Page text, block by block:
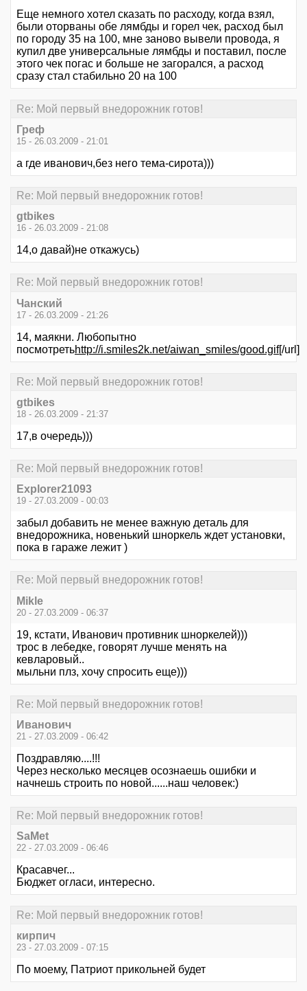
Еще немного хотел сказать по расходу, когда взял,
были оторваны обе лямбды и горел чек, расход был
по городу 35 на 100, мне заново вывели провода, я
купил две универсальные лямбды и поставил, после
этого чек погас и больше не загорался, а расход
сразу стал стабильно 20 на 100
Re: Мой первый внедорожник готов!
Греф
15 - 26.03.2009 - 21:01
а где иванович,без него тема-сирота)))
Re: Мой первый внедорожник готов!
gtbikes
16 - 26.03.2009 - 21:08
14,о давай)не откажусь)
Re: Мой первый внедорожник готов!
Чанский
17 - 26.03.2009 - 21:26
14, маякни. Любопытно
посмотретьhttp://i.smiles2k.net/aiwan_smiles/good.gif[/url]
Re: Мой первый внедорожник готов!
gtbikes
18 - 26.03.2009 - 21:37
17,в очередь)))
Re: Мой первый внедорожник готов!
Explorer21093
19 - 27.03.2009 - 00:03
забыл добавить не менее важную деталь для
внедорожника, новенький шноркель ждет установки,
пока в гараже лежит )
Re: Мой первый внедорожник готов!
Mikle
20 - 27.03.2009 - 06:37
19, кстати, Иванович противник шноркелей)))
трос в лебедке, говорят лучше менять на
кевларовый..
мыльни плз, хочу спросить еще)))
Re: Мой первый внедорожник готов!
Иванович
21 - 27.03.2009 - 06:42
Поздравляю....!!!
Через несколько месяцев осознаешь ошибки и
начнешь строить по новой......наш человек:)
Re: Мой первый внедорожник готов!
SaMet
22 - 27.03.2009 - 06:46
Красавчег...
Бюджет огласи, интересно.
Re: Мой первый внедорожник готов!
кирпич
23 - 27.03.2009 - 07:15
По моему, Патриот прикольней будет